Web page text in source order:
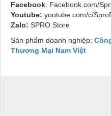
Facebook: Facebook.com/
Youtube: youtube.com/c/
Zalo: SPRO Store
Sản phẩm doanh nghiệp:
Thương Mại Nam Việt